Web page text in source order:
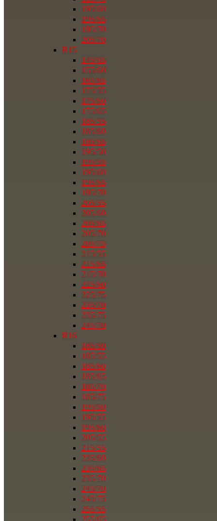
195/60
195/65
195/70
205/70
R15
145/65
155/60
165/65
175/55
175/60
175/65
185/55
185/60
185/65
195/50
195/55
195/60
195/65
195/70
205/55
205/60
205/65
205/70
205/75
215/55
215/65
215/70
225/60
225/75
235/70
235/75
245/70
R16
185/50
185/55
185/60
185/65
185/70
185/75
195/50
195/55
195/60
205/55
215/55
235/60
235/65
235/70
245/70
245/75
255/55
255/65